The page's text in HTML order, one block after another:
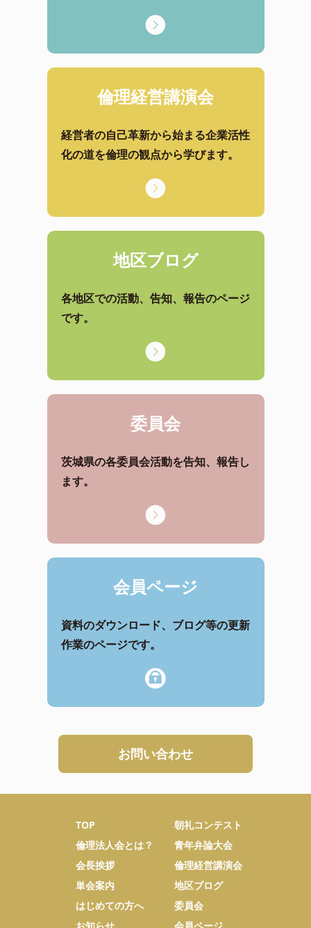
倫理経営講演会
経営者の自己革新から始まる企業活性
化の道を倫理の観点から学びます。
地区ブログ
各地区での活動、告知、報告のページ
です。
委員会
茨城県の各委員会活動を告知、報告し
ます。
会員ページ
資料のダウンロード、ブログ等の更新
作業のページです。
お問い合わせ
TOP
倫理法人会とは？
会長挨拶
単会案内
はじめての方へ
朝礼コンテスト
青年弁論大会
倫理経営講演会
地区ブログ
委員会